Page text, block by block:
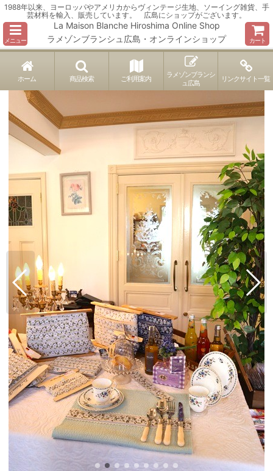
1988年以来、ヨーロッパやアメリカからヴィンテージ生地、ソーイング雑貨、手
芸材料を輸入、販売しています。 広島にショップがございます。
メニュー
La Maison Blanche Hiroshima Online Shop
ラメゾンブランシュ広島・オンラインショップ
カート
ホーム 商品検索 ご利用案内
ラメゾンブランシ
ュ広島
リンクサイト一覧